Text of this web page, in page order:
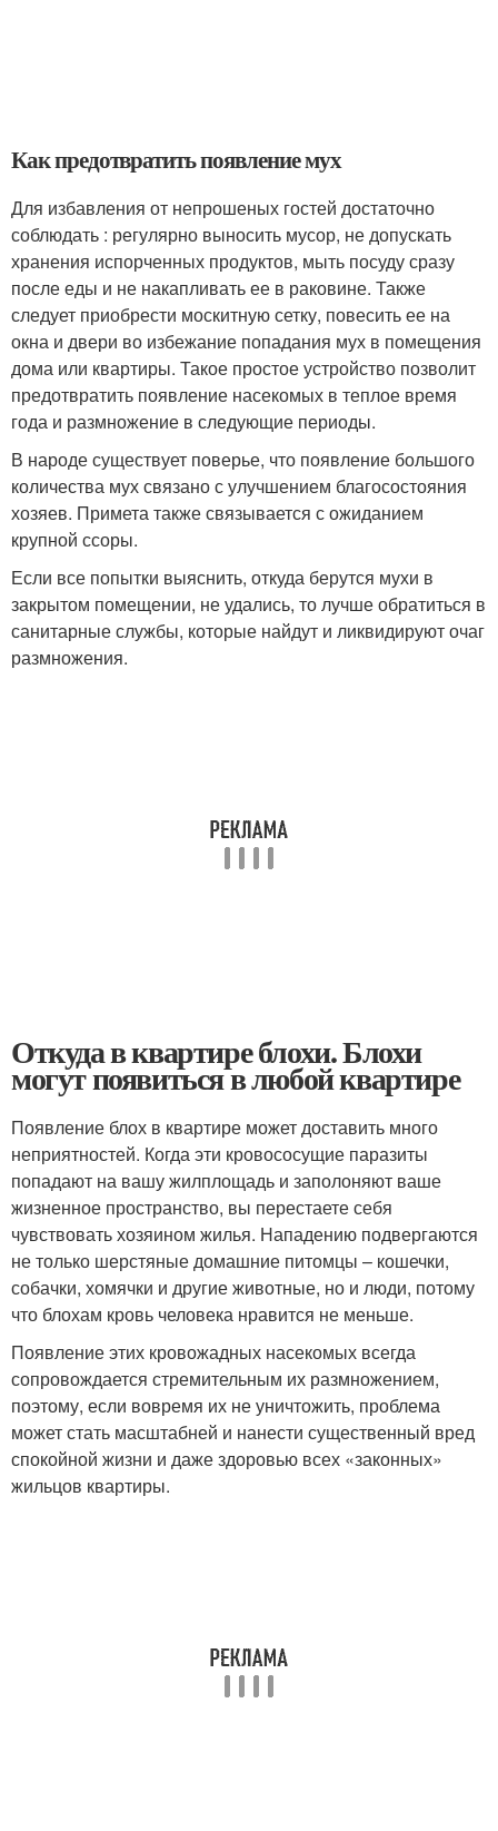
Как предотвратить появление мух
Для избавления от непрошеных гостей достаточно
соблюдать : регулярно выносить мусор, не допускать
хранения испорченных продуктов, мыть посуду сразу
после еды и не накапливать ее в раковине. Также
следует приобрести москитную сетку, повесить ее на
окна и двери во избежание попадания мух в помещения
дома или квартиры. Такое простое устройство позволит
предотвратить появление насекомых в теплое время
года и размножение в следующие периоды.
В народе существует поверье, что появление большого
количества мух связано с улучшением благосостояния
хозяев. Примета также связывается с ожиданием
крупной ссоры.
Если все попытки выяснить, откуда берутся мухи в
закрытом помещении, не удались, то лучше обратиться в
санитарные службы, которые найдут и ликвидируют очаг
размножения.
Откуда в квартире блохи. Блохи
могут появиться в любой квартире
Появление блох в квартире может доставить много
неприятностей. Когда эти кровососущие паразиты
попадают на вашу жилплощадь и заполоняют ваше
жизненное пространство, вы перестаете себя
чувствовать хозяином жилья. Нападению подвергаются
не только шерстяные домашние питомцы – кошечки,
собачки, хомячки и другие животные, но и люди, потому
что блохам кровь человека нравится не меньше.
Появление этих кровожадных насекомых всегда
сопровождается стремительным их размножением,
поэтому, если вовремя их не уничтожить, проблема
может стать масштабней и нанести существенный вред
спокойной жизни и даже здоровью всех «законных»
жильцов квартиры.